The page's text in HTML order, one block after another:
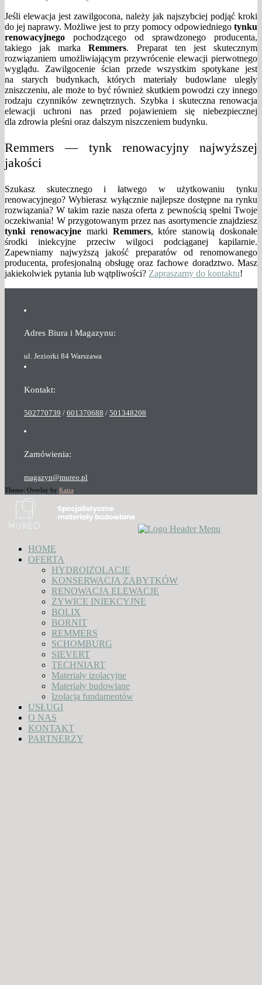
Jeśli elewacja jest zawilgocona, należy jak najszybciej podjąć kroki
do jej naprawy. Możliwe jest to przy pomocy odpowiedniego tynku
renowacyjnego pochodzącego od sprawdzonego producenta,
takiego jak markaRemmers. Preparat ten jest skutecznym
rozwiązaniem umożliwiającym przywrócenie elewacji pierwotnego
wyglądu. Zawilgocenie ścian przede wszystkim spotykane jest
na starych budynkach, których materiały budowlane uległy
zniszczeniu, ale może to być również skutkiem powodzi czy innego
rodzaju czynników zewnętrznych. Szybka i skuteczna renowacja
elewacji uchroni nas przed pojawieniem się niebezpiecznej
dla zdrowia pleśni oraz dalszym niszczeniem budynku.
Remmers — tynk renowacyjny najwyższej
jakości
Szukasz skutecznego i łatwego w użytkowaniu tynku
renowacyjnego? Wybierasz wyłącznie najlepsze dostępne na rynku
rozwiązania? W takim razie nasza oferta z pewnością spełni Twoje
oczekiwania! W przygotowanym przez nas asortymencie znajdziesz
tynki renowacyjnemarki Remmers, które stanowią doskonałe
środki iniekcyjne przeciw wilgoci podciąganej kapilarnie.
Zapewniamy najwyższą jakość preparatów od renomowanego
producenta, profesjonalną obsługę oraz fachowe doradztwo. Masz
jakiekolwiek pytania lub wątpliwości? Zapraszamy do kontaktu!
Adres Biura i Magazynu:
ul. Jeziorki 84 Warszawa
Kontakt:
502770739 / 601370688 / 501348208
Zamówienia:
magazyn@mureo.pl
Theme: Overlay by Kaira
HOME
OFERTA
HYDROIZOLACJE
KONSERWACJA ZABYTKÓW
RENOWACJA ELEWACJE
ŻYWICE INIEKCYJNE
BOLIX
BORNIT
REMMERS
SCHOMBURG
SIEVERT
TECHNIART
Materiały izolacyjne
Materiały budowlane
Izolacja fundamentów
USŁUGI
O NAS
KONTAKT
PARTNERZY